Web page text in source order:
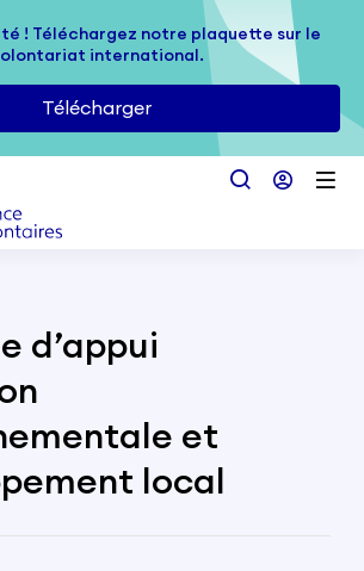
! Téléchargez notre plaquette sur le
international.
Télécharger
! Téléchargez notre plaquette sur le
international.
Télécharger
d’appui
et
local